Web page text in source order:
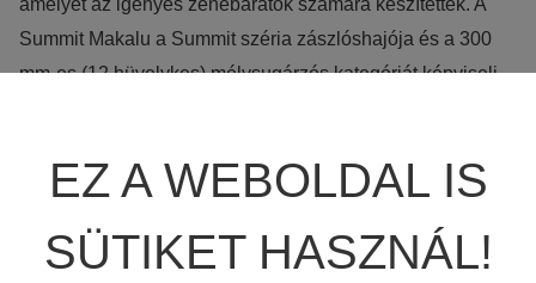
amelyet az igényes zenebarátok számára készítettek. A
Summit Makalu a Summit széria zászlóshajója és a 300
mm-es (12 hüvelykes) mélysugárzós kategóriát képviseli.
Summit
Makalu
Kosárba teszem
Cikkszám:
JBL-sum-mak-BL
EZ A WEBOLDAL IS
SÜTIKET HASZNÁL!